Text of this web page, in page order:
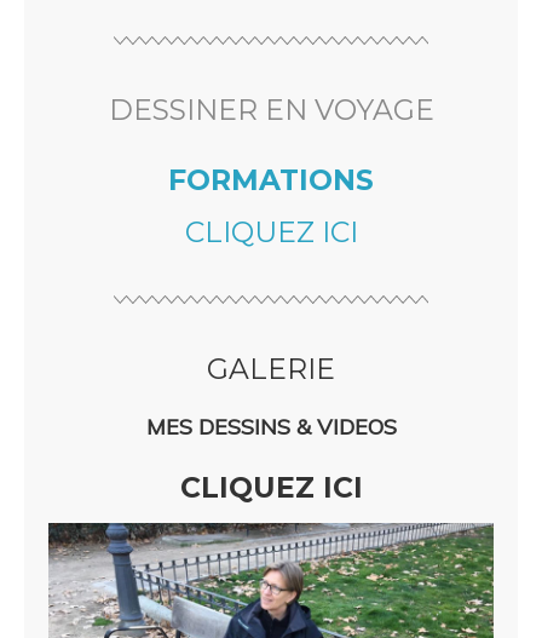
DESSINER EN VOYAGE
FORMATIONS
CLIQUEZ ICI
GALERIE
MES DESSINS & VIDEOS
CLIQUEZ ICI